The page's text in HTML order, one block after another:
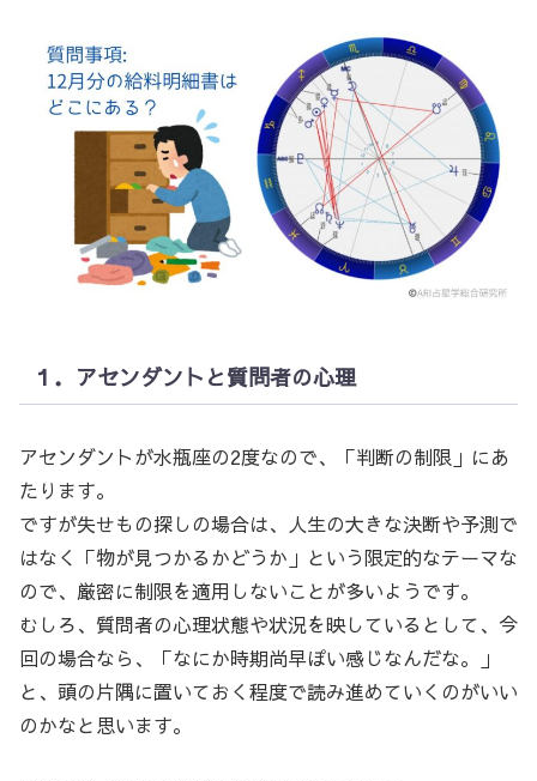
１．アセンダントと質問者の心理
アセンダントが水瓶座の2度なので、「判断の制限」にあ
たります。
ですが失せもの探しの場合は、人生の大きな決断や予測で
はなく「物が見つかるかどうか」という限定的なテーマな
ので、厳密に制限を適用しないことが多いようです。
むしろ、質問者の心理状態や状況を映しているとして、今
回の場合なら、「なにか時期尚早ぽい感じなんだな。」
と、頭の片隅に置いておく程度で読み進めていくのがいい
のかなと思います。